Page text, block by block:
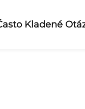
Kladené